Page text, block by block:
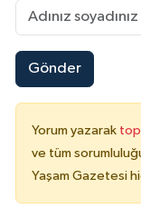
Gönder
Yorum yazarak
ve tüm
Yaşam Gazetesi